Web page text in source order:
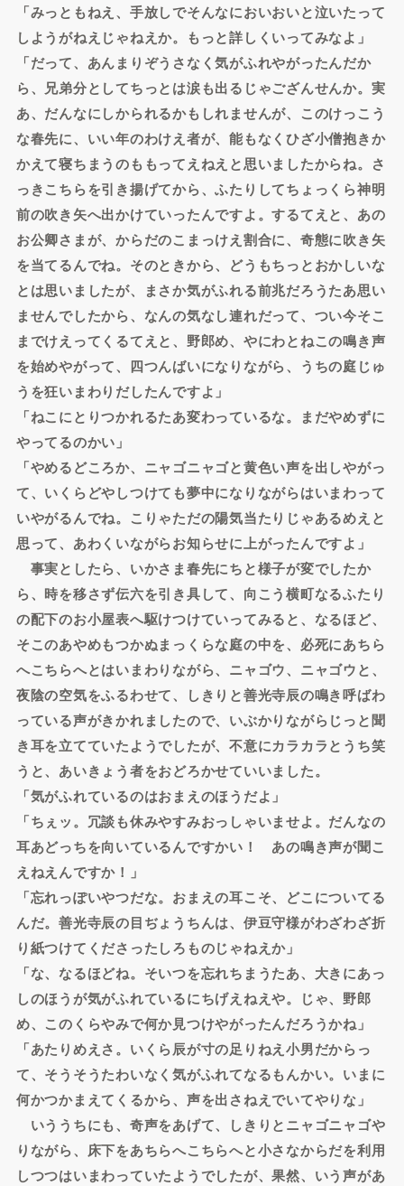
「みっともねえ、手放しでそんなにおいおいと泣いたって
しようがねえじゃねえか。もっと詳しくいってみなよ」
「だって、あんまりぞうさなく気がふれやがったんだか
ら、兄弟分としてちっとは涙も出るじゃござんせんか。実
あ、だんなにしかられるかもしれませんが、このけっこう
な春先に、いい年のわけえ者が、能もなくひざ小僧抱きか
かえて寝ちまうのももってえねえと思いましたからね。さ
っきこちらを引き揚げてから、ふたりしてちょっくら神明
前の吹き矢へ出かけていったんですよ。するてえと、あの
お公卿さまが、からだのこまっけえ割合に、奇態に吹き矢
を当てるんでね。そのときから、どうもちっとおかしいな
とは思いましたが、まさか気がふれる前兆だろうたあ思い
ませんでしたから、なんの気なし連れだって、つい今そこ
までけえってくるてえと、野郎め、やにわとねこの鳴き声
を始めやがって、四つんばいになりながら、うちの庭じゅ
うを狂いまわりだしたんですよ」
「ねこにとりつかれるたあ変わっているな。まだやめずに
やってるのかい」
「やめるどころか、ニャゴニャゴと黄色い声を出しやがっ
て、いくらどやしつけても夢中になりながらはいまわって
いやがるんでね。こりゃただの陽気当たりじゃあるめえと
思って、あわくいながらお知らせに上がったんですよ」
事実としたら、いかさま春先にちと様子が変でしたか
ら、時を移さず伝六を引き具して、向こう横町なるふたり
の配下のお小屋表へ駆けつけていってみると、なるほど、
そこのあやめもつかぬまっくらな庭の中を、必死にあちら
へこちらへとはいまわりながら、ニャゴウ、ニャゴウと、
夜陰の空気をふるわせて、しきりと善光寺辰の鳴き呼ばわ
っている声がきかれましたので、いぶかりながらじっと聞
き耳を立てていたようでしたが、不意にカラカラとうち笑
うと、あいきょう者をおどろかせていいました。
「気がふれているのはおまえのほうだよ」
「ちぇッ。冗談も休みやすみおっしゃいませよ。だんなの
耳あどっちを向いているんですかい！ あの鳴き声が聞こ
えねえんですか！」
「忘れっぽいやつだな。おまえの耳こそ、どこについてる
んだ。善光寺辰の目ぢょうちんは、伊豆守様がわざわざ折
り紙つけてくださったしろものじゃねえか」
「な、なるほどね。そいつを忘れちまうたあ、大きにあっ
しのほうが気がふれているにちげえねえや。じゃ、野郎
め、このくらやみで何か見つけやがったんだろうかね」
「あたりめえさ。いくら辰が寸の足りねえ小男だからっ
て、そうそうたわいなく気がふれてなるもんかい。いまに
何かつかまえてくるから、声を出さねえでいてやりな」
いううちにも、奇声をあげて、しきりとニャゴニャゴや
りながら、床下をあちらへこちらへと小さなからだを利用
しつつはいまわっていたようでしたが、果然、いう声があ